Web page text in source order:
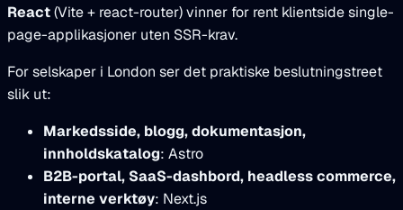
React(Vite + react-router) vinner for rent klientside single-
page-applikasjoner uten SSR-krav.
For selskaper i London ser det praktiske beslutningstreet
slik ut:
Markedsside, blogg, dokumentasjon,
innholdskatalog: Astro
B2B-portal, SaaS-dashbord, headless commerce,
interne verktøy: Next.js